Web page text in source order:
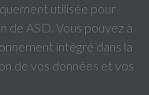
utilisée pour
ASD. Vous pouvez à
intégré dans la
de vos données et vos